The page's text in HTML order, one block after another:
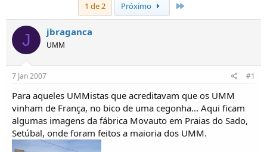
c
i
d
d
e
ó
p
i
a
d
e
1 de 2
Próximo
J jbraganca
UMM
7 Jan 2007 #1
Para aqueles UMMistas que acreditavam que os UMM
vinham de França, no bico de uma cegonha... Aqui ficam
algumas imagens da fábrica Movauto em Praias do Sado,
Setúbal, onde foram feitos a maioria dos UMM.